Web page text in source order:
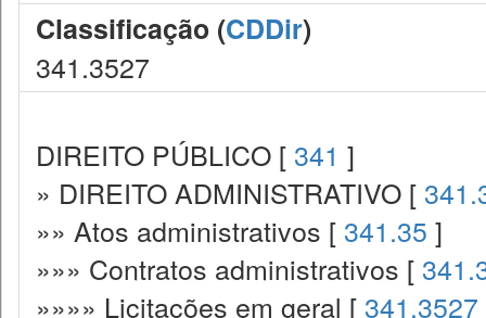
Classificação (CDDir)
341.3527
DIREITO PÚBLICO [ 341 ]
» DIREITO ADMINISTRATIVO [
»» Atos administrativos [ 341.35 ]
»»» Contratos administrativos [
»»»» Licitações em geral [ 341.3527